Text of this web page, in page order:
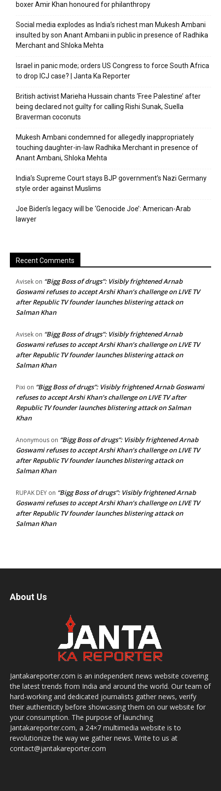
boxer Amir Khan honoured for philanthropy
Social media explodes as India’s richest man Mukesh Ambani
insulted by son Anant Ambani in public in presence of Radhika
Merchant and Shloka Mehta
Israel in panic mode; orders US Congress to force South Africa
to drop ICJ case? | Janta Ka Reporter
British activist Marieha Hussain chants ‘Free Palestine’ after
being declared not guilty for calling Rishi Sunak, Suella
Braverman coconuts
Mukesh Ambani condemned for allegedly inappropriately
touching daughter-in-law Radhika Merchant in presence of
Anant Ambani, Shloka Mehta
India’s Supreme Court stays BJP government’s Nazi Germany
style order against Muslims
Joe Biden’s legacy will be ‘Genocide Joe’: American-Arab
lawyer
Recent Comments
Avisek on “Bigg Boss of drugs”: Visibly frightened Arnab
Goswami refuses to accept Arshi Khan’s challenge on LIVE TV
after Republic TV founder launches blistering attack on
Salman Khan
Avisek on “Bigg Boss of drugs”: Visibly frightened Arnab
Goswami refuses to accept Arshi Khan’s challenge on LIVE TV
after Republic TV founder launches blistering attack on
Salman Khan
Pixi on “Bigg Boss of drugs”: Visibly frightened Arnab Goswami
refuses to accept Arshi Khan’s challenge on LIVE TV after
Republic TV founder launches blistering attack on Salman
Khan
Anonymous on “Bigg Boss of drugs”: Visibly frightened Arnab
Goswami refuses to accept Arshi Khan’s challenge on LIVE TV
after Republic TV founder launches blistering attack on
Salman Khan
RUPAK DEY on “Bigg Boss of drugs”: Visibly frightened Arnab
Goswami refuses to accept Arshi Khan’s challenge on LIVE TV
after Republic TV founder launches blistering attack on
Salman Khan
About Us
Jantakareporter.com is an independent news website covering
the latest trends from India and around the world. Our team of
hard-working and dedicated journalists gather news, verify
their authenticity before showcasing them on our website for
your consumption. The purpose of launching
Jantakareporter.com, a 24×7 multimedia website is to
revolutionize the way we gather news. Write to us at
contact@jantakareporter.com